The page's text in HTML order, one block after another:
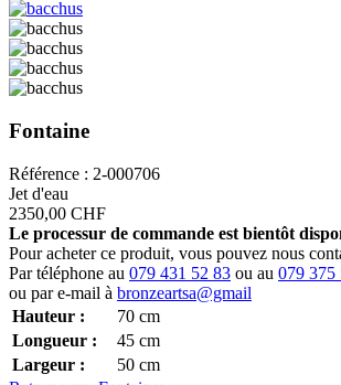
Fontaine
Référence : 2-000706
Jet d'eau
2350,00 CHF
Le processur de commande est bientôt
Pour acheter ce produit, vous pouvez nous
Par téléphone au 079 431 52 83 ou au 079 375
ou par e-mail à bronzeartsa@gmail
Hauteur :
70 cm
Longueur :
45 cm
Largeur :
50 cm